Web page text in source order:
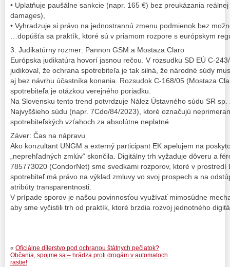
• Uplatňuje paušálne sankcie (napr. 165 €) bez preukázania
damages),
• Vyhradzuje si právo na jednostrannú zmenu podmienok bez
…dopúšťa sa praktík, ktoré sú v priamom rozpore s európskym
3. Judikatúrny rozmer: Pannon GSM a Mostaza Claro
Európska judikatúra hovorí jasnou rečou. V rozsudku SD EÚ C-
judikoval, že ochrana spotrebiteľa je tak silná, že národné súdy
aj bez návrhu účastníka konania. Rozsudok C-168/05 (Mostaza
spotrebiteľa je otázkou verejného poriadku.
Na Slovensku tento trend potvrdzuje Nález Ústavného súdu SR
Najvyššieho súdu (napr. 7Cdo/84/2023), ktoré označujú
spotrebiteľských vzťahoch za absolútne neplatné.
Záver: Čas na nápravu
Ako konzultant UNGM a externý participant EK apelujem na
„neprehľadných zmlúv“ skončila. Digitálny trh vyžaduje dôveru a
785773020 (CondorNet) sme svedkami rozporov, ktoré v prostredí
spotrebiteľ má právo na výklad zmluvy vo svoj prospech a na
atribúty transparentnosti.
V prípade sporov je našou povinnosťou využívať mimosúdne
aby sme vyčistili trh od praktík, ktoré brzdia rozvoj jednotného
« Oficiálne dílerstvo pod ochranou štátnych pečiatok?
Občania, spojme sa – hrádza proti drogám v automatoch
rastie!